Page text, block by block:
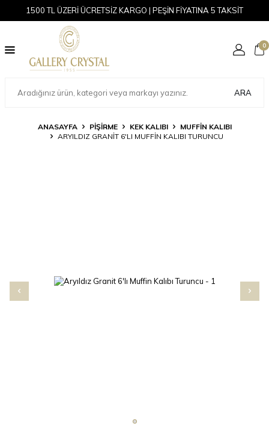
1500 TL ÜZERİ ÜCRETSİZ KARGO | PEŞİN FİYATINA 5 TAKSİT
ARA
0
ANASAYFA PİŞİRME KEK KALIBI
MUFFIN KALIBI
ARYILDIZ GRANIT 6'LI MUFFIN KALIBI TURUNCU